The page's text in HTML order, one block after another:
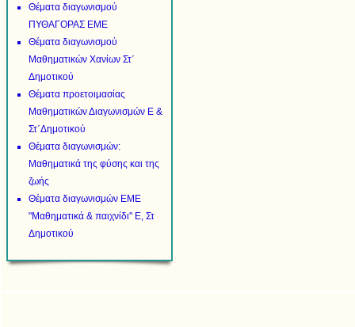
Θέματα διαγωνισμού
ΠΥΘΑΓΟΡΑΣ ΕΜΕ
Θέματα διαγωνισμού
Μαθηματικών Χανίων Στ΄
Δημοτικού
Θέματα προετοιμασίας
Μαθηματικών Διαγωνισμών Ε &
Στ΄Δημοτικού
Θέματα διαγωνισμών:
Μαθηματικά της φύσης και της
ζωής
Θέματα διαγωνισμών ΕΜΕ
"Μαθηματικά & παιχνίδι" Ε, Στ
Δημοτικού